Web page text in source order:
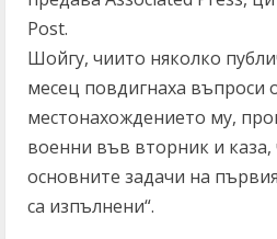
Post.
Шойгу, чиито няколко
месец повдигнаха въпроси
местонахождението му,
военни във вторник и каза,
основните задачи на
са изпълнени“.